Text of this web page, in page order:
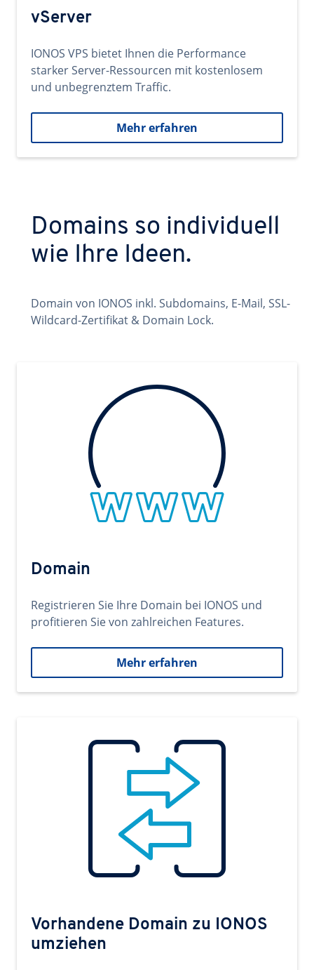
vServer
IONOS VPS bietet Ihnen die Performance
starker Server-Ressourcen mit kostenlosem
und unbegrenztem Traffic.
Mehr erfahren
Domains so individuell
wie Ihre Ideen.
Domain von IONOS inkl. Subdomains, E-Mail, SSL-
Wildcard-Zertifikat & Domain Lock.
Domain
Registrieren Sie Ihre Domain bei IONOS und
profitieren Sie von zahlreichen Features.
Mehr erfahren
Vorhandene Domain zu IONOS
umziehen